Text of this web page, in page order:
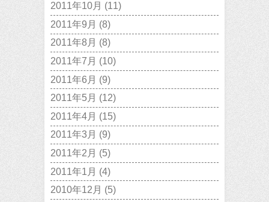
2011年10月 (11)
2011年9月 (8)
2011年8月 (8)
2011年7月 (10)
2011年6月 (9)
2011年5月 (12)
2011年4月 (15)
2011年3月 (9)
2011年2月 (5)
2011年1月 (4)
2010年12月 (5)